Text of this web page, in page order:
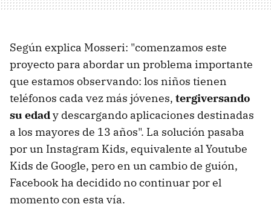
Según explica Mosseri: "comenzamos este
proyecto para abordar un problema importante
que estamos observando: los niños tienen
teléfonos cada vez más jóvenes, tergiversando
su edady descargando aplicaciones destinadas
a los mayores de 13 años". La solución pasaba
por un Instagram Kids, equivalente al Youtube
Kids de Google, pero en un cambio de guión,
Facebook ha decidido no continuar por el
momento con esta vía.